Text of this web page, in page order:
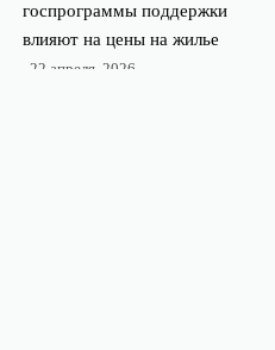
госпрограммы поддержки
влияют на цены на жилье
22 апреля, 2026